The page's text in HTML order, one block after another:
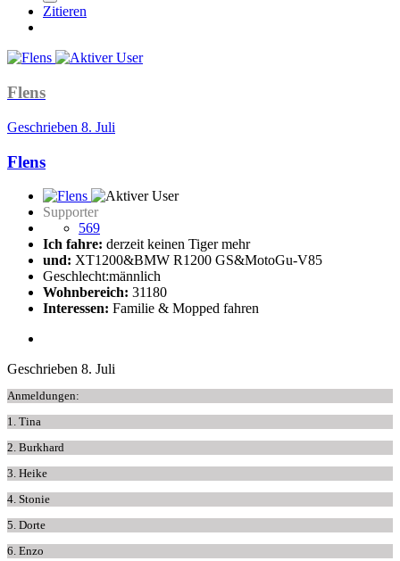
Zitieren
Flens
Geschrieben 8. Juli
Flens
Supporter
569
Ich fahre: derzeit keinen Tiger mehr
und: XT1200&BMW R1200 GS&MotoGu-V85
Geschlecht:männlich
Wohnbereich: 31180
Interessen: Familie & Mopped fahren
Geschrieben 8. Juli
Anmeldungen:
1. Tina
2. Burkhard
3. Heike
4. Stonie
5. Dorte
6. Enzo